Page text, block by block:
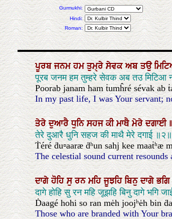
Gurmukhi:
Hindi:
Roman:
ਪੂਰਬਜਨਮਹਮਤੁਮੑਰੇਸੇਵਕਅਬਤਉ
पूरब जनम हम तुम्हरे सेवक अब तउ मिटिआ
Poorab janam ham ṫumĥré sévak ab
In my past life, I was Your servant;
ਤੇਰੇਦੁਆਰੈਧੁਨਿਸਹਜਕੀਮਾਥੈਮੇਰੇਦਗਾਈ
तेरे दुआरै धुनि सहज की माथै मेरे दगाई ॥२॥
Ṫéré ḋu▫aaræ ḋʰun sahj kee maaṫʰæ
The celestial sound current
ਦਾਗੇਹੋਹਿਸੁਰਨਮਹਿਜੂਝਹਿਬਿਨੁਦਾਗੇਭਗਿ
दागे होहि सु रन महि जूझहि बिनु दागे भगि
Ḋaagé hohi so ran mėh joojʰėh bin
Those who are branded with Your